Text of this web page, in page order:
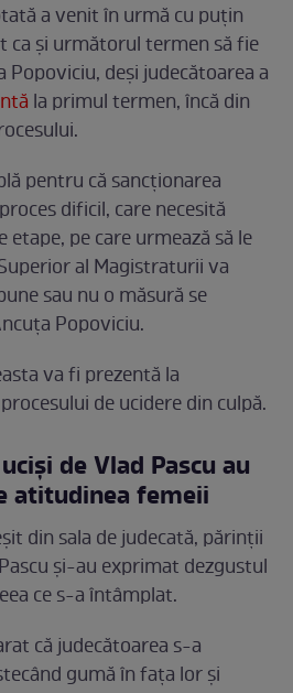
a venit în urmă cu puțin
ca și următorul termen să fie
deși judecătoarea a
la primul termen, încă din
pentru că sancționarea
dificil, care necesită
pe care urmează să le
al Magistraturii va
sau nu o măsură se
Popoviciu.
va fi prezentă la
de ucidere din culpă.
de Vlad Pascu au
atitudinea femeii
din sala de judecată, părinții
și-au exprimat dezgustul
ce s-a întâmplat.
că judecătoarea s-a
gumă în fața lor și